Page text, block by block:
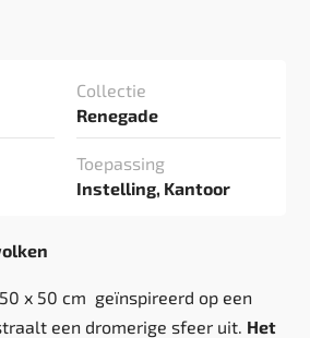
Collectie
Renegade
Toepassing
Instelling, Kantoor
x 50 cm geïnspireerd op een
een dromerige sfeer uit. Het